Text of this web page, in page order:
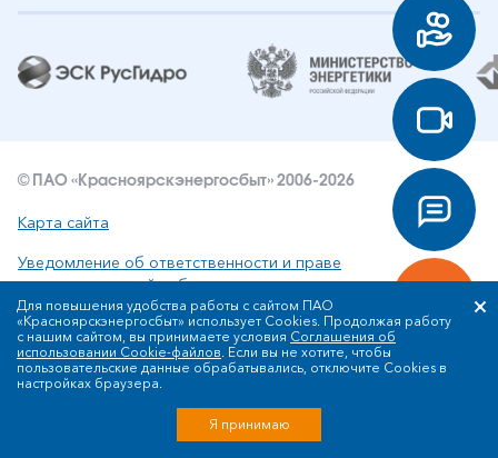
© ПАО «Красноярскэнергосбыт» 2006-2026
Карта сайта
Уведомление об ответственности и праве
интеллектуальной собственности
Политика ПАО «Красноярскэнергосбыт» в отношении
обработки персональных данных
Для повышения удобства работы с сайтом ПАО
«Красноярскэнергосбыт» использует Cookies. Продолжая работу
с нашим сайтом, вы принимаете условия Соглашения об
использовании Cookie-файлов. Если вы не хотите, чтобы
пользовательские данные обрабатывались, отключите Cookies в
настройках браузера.
Я принимаю